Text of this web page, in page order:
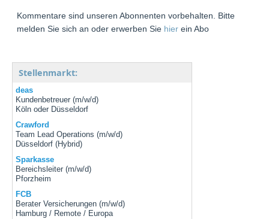
Kommentare sind unseren Abonnenten vorbehalten. Bitte
melden Sie sich an oder erwerben Sie hier ein Abo
Stellenmarkt:
deas
Kundenbetreuer (m/w/d)
Köln oder Düsseldorf
Crawford
Team Lead Operations (m/w/d)
Düsseldorf (Hybrid)
Sparkasse
Bereichsleiter (m/w/d)
Pforzheim
FCB
Berater Versicherungen (m/w/d)
Hamburg / Remote / Europa